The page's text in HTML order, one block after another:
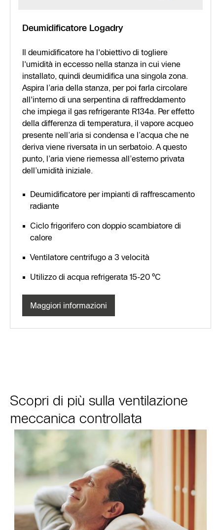
Deumidificatore Logadry
Il deumidificatore ha l'obiettivo di togliere
l'umidità in eccesso nella stanza in cui viene
installato, quindi deumidifica una singola zona.
Aspira l’aria della stanza, per poi farla circolare
all'interno di una serpentina di raffreddamento
che impiega il gas refrigerante R134a. Per effetto
della differenza di temperatura, il vapore acqueo
presente nell’aria si condensa e l’acqua che ne
deriva viene riversata in un serbatoio. A questo
punto, l’aria viene riemessa all’esterno privata
dell’umidità iniziale.
Deumidificatore per impianti di raffrescamento
radiante
Ciclo frigorifero con doppio scambiatore di
calore
Ventilatore centrifugo a 3 velocità
Utilizzo di acqua refrigerata 15-20 °C
Maggiori informazioni
Scopri di più sulla ventilazione
meccanica controllata